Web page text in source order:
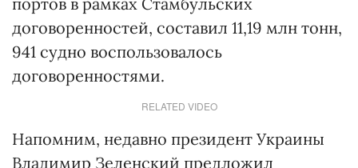
договоренностей, составил 11,19 млн тонн,
941 судно воспользовалось
договоренностями.
RELATED VIDEO
Напомним, недавно президент Украины
Владимир Зеленский предложил